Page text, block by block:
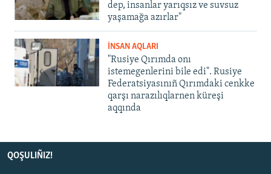
dep, insanlar yarıqsız ve suvsuz
yaşamağa azırlar"
İNSAN AQLARI
"Rusiye Qırımda onı
istemegenlerini bile edi". Rusiye
Federatsiyasınıñ Qırımdaki cenkke
qarşı narazılıqlarnen küreşi
aqqında
QOŞULIÑIZ!